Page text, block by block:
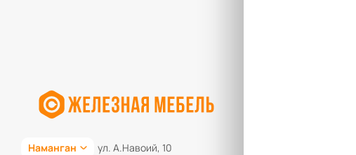
Наманган ул. А.Навоий, 10